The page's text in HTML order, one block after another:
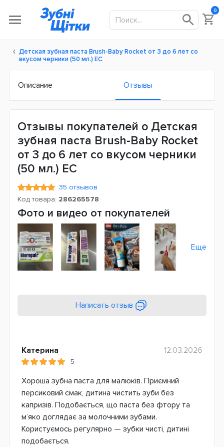
0
Детская зубная паста Brush-Baby Rocket от 3 до 6 лет со
вкусом черники (50 мл.) ЕС
Описание Отзывы
Отзывы покупателей о Детская
зубная паста Brush-Baby Rocket
от 3 до 6 лет со вкусом черники
(50 мл.) ЕС
35 отзывов
Код товара: 286265578
Фото и видео от покупателей
Еще
Написать отзыв
Катерина
5
12.03.2026
Хороша зубна паста для малюків. Приємний
персиковий смак, дитина чистить зуби без
капризів. Подобається, що паста без фтору та
м’яко доглядає за молочними зубами.
Користуємось регулярно — зубки чисті, дитині
подобається.